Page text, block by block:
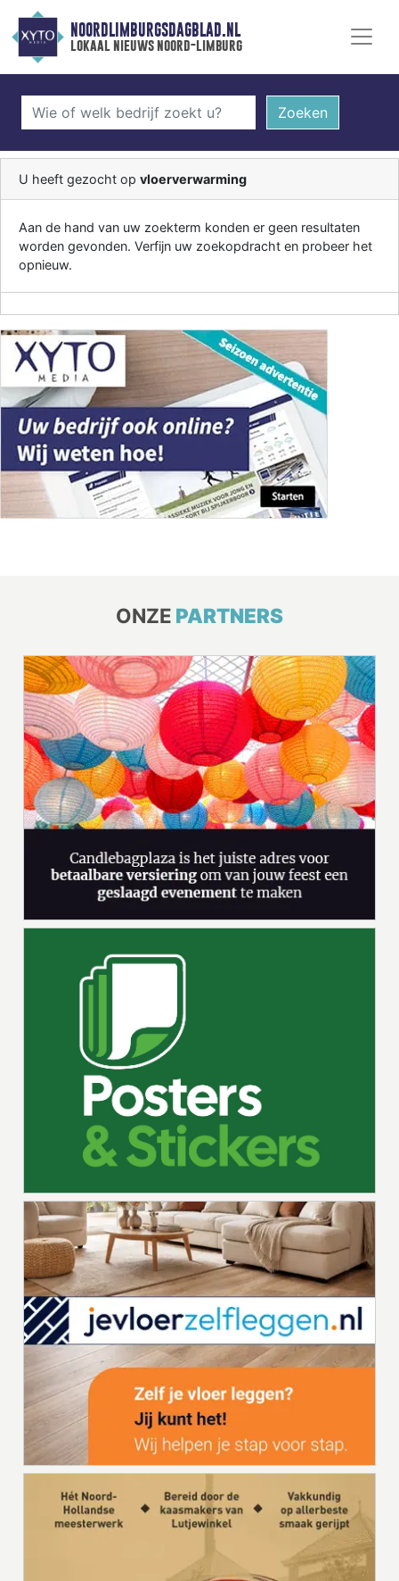
NOORDLIMBURGSDAGBLAD.NL
lokaal nieuws noord-limburg
Zoeken
U heeft gezocht op vloerverwarming
Aan de hand van uw zoekterm konden er geen resultaten
worden gevonden. Verfijn uw zoekopdracht en probeer het
opnieuw.
ONZE PARTNERS